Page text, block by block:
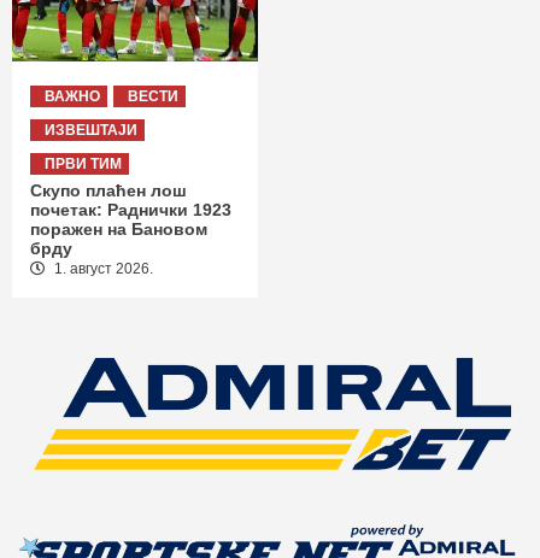
ВАЖНО
ВЕСТИ
ИЗВЕШТАЈИ
ПРВИ ТИМ
Скупо плаћен лош
почетак: Раднички 1923
поражен на Бановом
брду
1. август 2026.